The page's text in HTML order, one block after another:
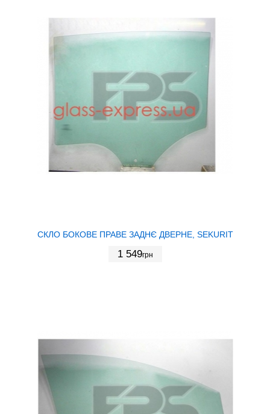
СКЛО БОКОВЕ ПРАВЕ ЗАДНЄ ДВЕРНЕ, SEKURIT
1 549грн